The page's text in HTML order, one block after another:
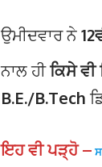
ਉਮੀਦਵਾਰ ਨੇ
ਨਾਲ ਹੀਕਿਸੇ
B.E./B.Tech
ਇਹ ਵੀ ਪੜ੍ਹੋ –